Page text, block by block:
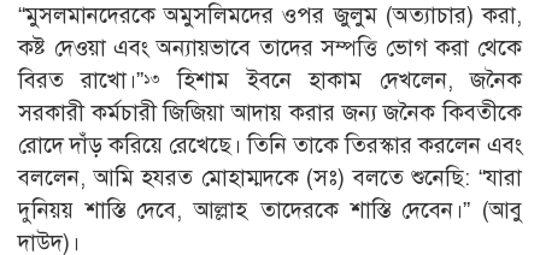
“মুসলমানদেরকে অমুসলিমদের ওপর জুলুম (অত্যাচার) করা,
কষ্ট দেওয়া এবং অন্যায়ভাবে তাদের সম্পত্তি ভােগ করা থেকে
বিরত রাখাে।”১৩
হিশাম ইবনে হাকাম দেখলেন, জনৈক
সরকারী কর্মচারী জিজিয়া আদায় করার জন্য জনৈক কিবতীকে
রােদে দাঁড় করিয়ে রেখেছে। তিনি তাকে তিরস্কার করলেন এবং
বললেন, আমি হযরত মােহাম্মদকে (সঃ) বলতে শুনেছি: “যারা
দুনিয়য় শাস্তি দেবে, আল্লাহ তাদেরকে শাস্তি দেবেন।” (আবু
দাউদ)।